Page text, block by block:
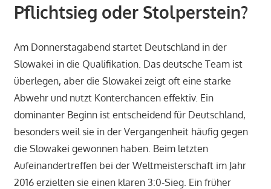
Pflichtsieg oder Stolperstein?
Am Donnerstagabend startet Deutschland in der
Slowakei in die Qualifikation. Das deutsche Team ist
überlegen, aber die Slowakei zeigt oft eine starke
Abwehr und nutzt Konterchancen effektiv. Ein
dominanter Beginn ist entscheidend für Deutschland,
besonders weil sie in der Vergangenheit häufig gegen
die Slowakei gewonnen haben. Beim letzten
Aufeinandertreffen bei der Weltmeisterschaft im Jahr
2016 erzielten sie einen klaren 3:0-Sieg. Ein früher